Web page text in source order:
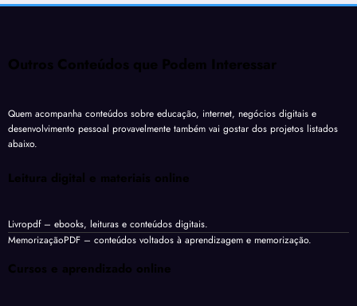
Outros Conteúdos que Podem Interessar
Quem acompanha conteúdos sobre educação, internet, negócios digitais e
desenvolvimento pessoal provavelmente também vai gostar dos projetos listados
abaixo.
Leitura digital e materiais online
Livropdf– ebooks, leituras e conteúdos digitais.
MemorizaçãoPDF – conteúdos voltados à aprendizagem e memorização.
Cursos e aprendizado online